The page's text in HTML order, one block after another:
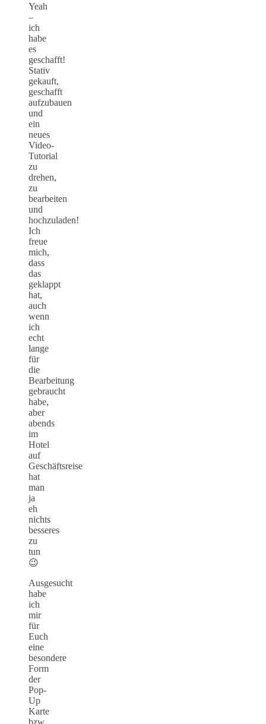
Yeah
–
ich
habe
es
geschafft!
Stativ
gekauft,
geschafft
aufzubauen
und
ein
neues
Video-
Tutorial
zu
drehen,
zu
bearbeiten
und
hochzuladen!
Ich
freue
mich,
dass
das
geklappt
hat,
auch
wenn
ich
echt
lange
für
die
Bearbeitung
gebraucht
habe,
aber
abends
im
Hotel
auf
Geschäftsreise
hat
man
ja
eh
nichts
besseres
zu
tun
😉
Ausgesucht
habe
ich
mir
für
Euch
eine
besondere
Form
der
Pop-
Up
Karte
bzw.